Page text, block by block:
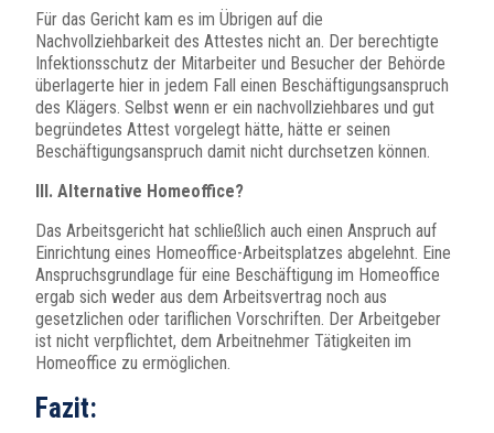
Für das Gericht kam es im Übrigen auf die
Nachvollziehbarkeit des Attestes nicht an. Der berechtigte
Infektionsschutz der Mitarbeiter und Besucher der Behörde
überlagerte hier in jedem Fall einen Beschäftigungsanspruch
des Klägers. Selbst wenn er ein nachvollziehbares und gut
begründetes Attest vorgelegt hätte, hätte er seinen
Beschäftigungsanspruch damit nicht durchsetzen können.
III. Alternative Homeoffice?
Das Arbeitsgericht hat schließlich auch einen Anspruch auf
Einrichtung eines Homeoffice-Arbeitsplatzes abgelehnt. Eine
Anspruchsgrundlage für eine Beschäftigung im Homeoffice
ergab sich weder aus dem Arbeitsvertrag noch aus
gesetzlichen oder tariflichen Vorschriften. Der Arbeitgeber
ist nicht verpflichtet, dem Arbeitnehmer Tätigkeiten im
Homeoffice zu ermöglichen.
Fazit: